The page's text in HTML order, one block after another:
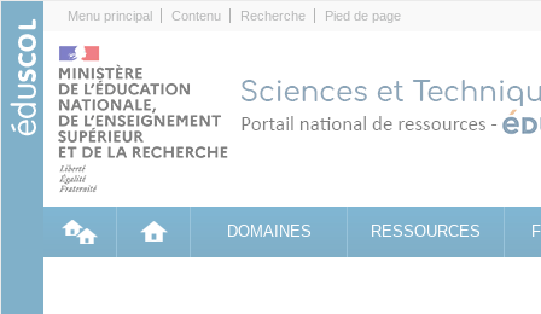
Menu principal Contenu Recherche Pied de page
DOMAINES RESSOURCES